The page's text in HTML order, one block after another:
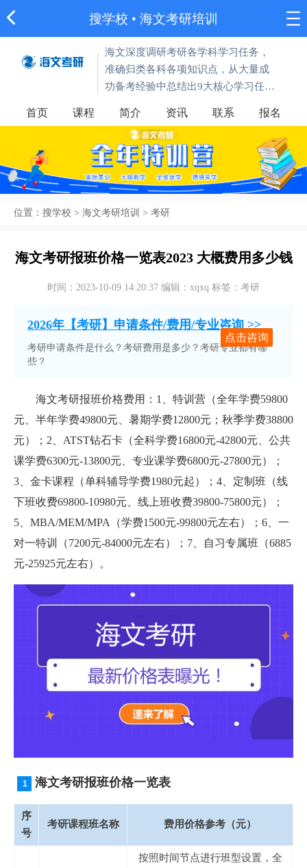
搜学校 • 海文考研培训
海文深度调研考研各学科学习任务，
准确归类各科各项知识点，从大量成
功备考经验中总结出9大核心学习任
节约大量复习时间、缩短复习路径、
超目标完成各阶段备考任
首页 课程 简介 资讯 联系 报名
位置： 搜学校 > 海文考研培训 > 考研
海文考研报班价格一览表2023 大概费用多少钱
时间：2023-10-09 14:20:37 编辑：xqxq 标签：考研
2026年【考研】申请条件/费用/专业咨询 >>
考研申请条件是什么？考研费用是多少？考研专业都有哪
些？
点击咨询
海文考研报班价格费用：1、特训营（全年学费59800
元、半年学费49800元、暑期学费12800元；秋季学费38800
元）；2、ATST钻石卡（全科学费16800元-42800元、公共
课学费6300元-13800元、专业课学费6800元-27800元）；
3、金卡课程（单科辅导学费1980元起）；4、定制班（线
下班收费69800-10980元、线上班收费39800-75800元）；
5、MBA/MEM/MPA（学费1500元-99800元左右）；6、一
对一特训（7200元-84000元左右）；7、自习专属班（6885
元-25925元左右）。
海文考研报班价格一览表
序
号
考研课程班名称 费用价格参考（元）
按照时间节点进行班型设置，全